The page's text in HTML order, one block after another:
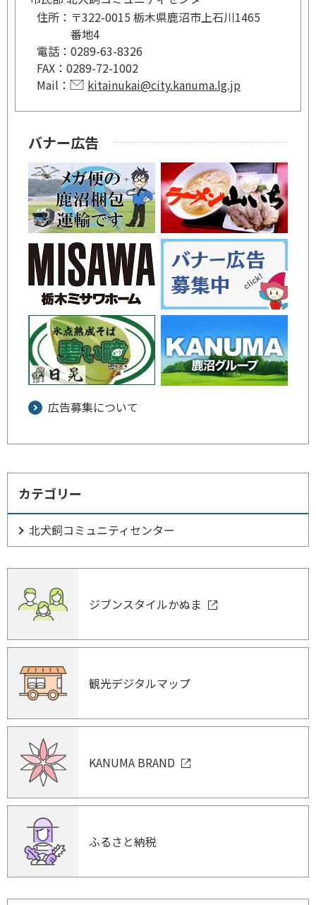
住所： 〒322-0015 栃木県鹿沼市上石川1465
番地4
電話： 0289-63-8326
FAX： 0289-72-1002
Mail：
kitainukai@city.kanuma.lg.jp
バナー広告
広告募集について
カテゴリー
北犬飼コミュニティセンター
ジブンスタイルかぬま
観光デジタルマップ
KANUMA BRAND
ふるさと納税